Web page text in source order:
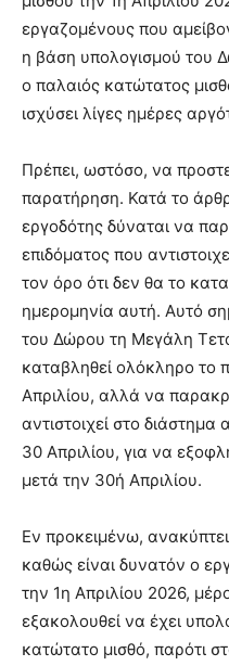
εργαζομένους που
η βάση υπολογισμού του
ο παλαιός κατώτατος
ισχύσει λίγες ημέρες
Πρέπει, ωστόσο, να
παρατήρηση. Κατά το
εργοδότης δύναται να
επιδόματος που
τον όρο ότι δεν θα το
ημερομηνία αυτή. Αυτό
του Δώρου τη Μεγάλη
καταβληθεί ολόκληρο το
Απριλίου, αλλά να
αντιστοιχεί στο
30 Απριλίου, για να
μετά την 30ή Απριλίου.
Εν προκειμένω,
καθώς είναι δυνατόν ο
την 1η Απριλίου 2026,
εξακολουθεί να έχει
κατώτατο μισθό, παρότι